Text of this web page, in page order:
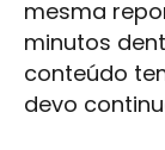
mesma
minutos
conteúdo
devo